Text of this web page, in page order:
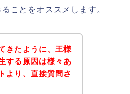
ことをオススメします。
きたように、王様
する原因は様々あ
より、直接質問さ